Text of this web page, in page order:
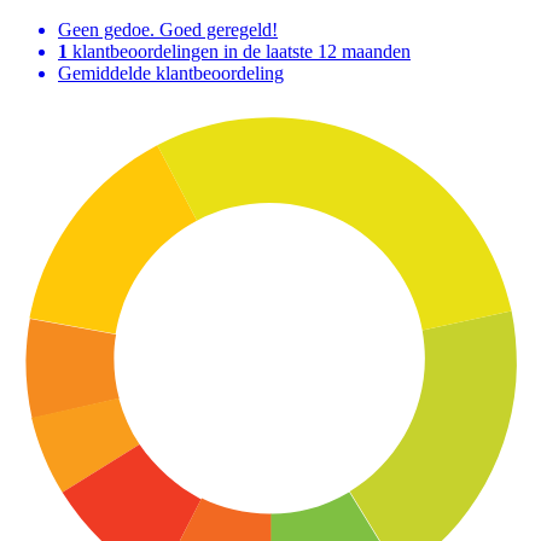
Geen gedoe. Goed geregeld!
1 klantbeoordelingen in de laatste 12 maanden
Gemiddelde klantbeoordeling